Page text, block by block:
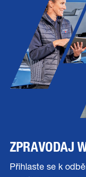
ZPRAVODAJ
Přihlaste se k